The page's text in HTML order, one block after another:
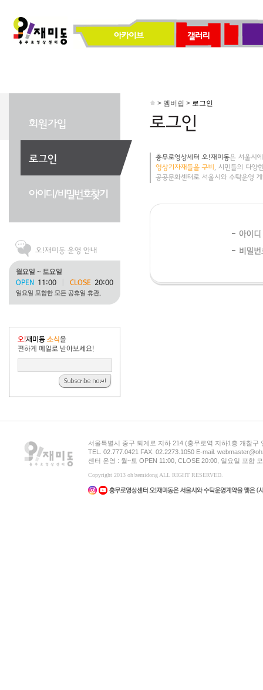
> 멤버쉽 > 로그인
서울특별시 중구 퇴계로 지하 214 (충무로역 지하1층 개찰구
TEL. 02.777.0421 FAX. 02.2273.1050 E-mail.
센터 운영 : 월~토 OPEN 11:00, CLOSE 20:00, 일요일 포함
Copyright 2013 oh!zemidong ALL RIGHT RESERVED.